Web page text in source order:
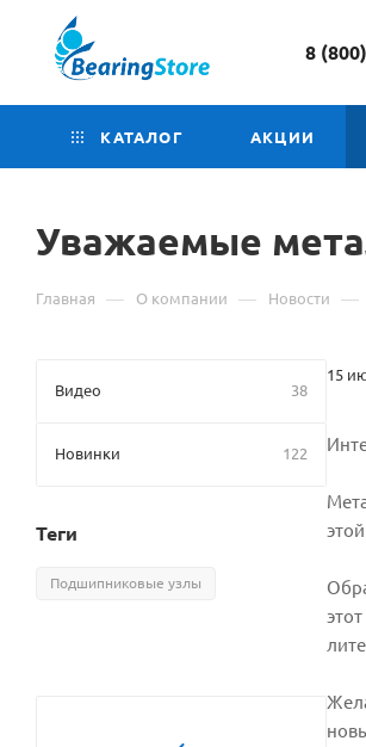
8
КАТАЛОГ АКЦИИ
Уважаемые
Главная — О компании — Новости —
15
Видео 38
Новинки 122
Теги
Подшипниковые узлы